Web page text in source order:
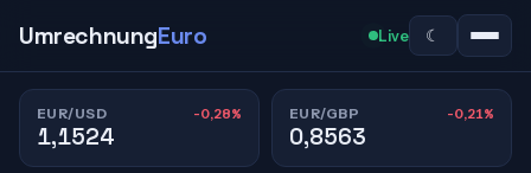
UmrechnungEuro Live ☾
EUR/USD -0,28%
1,1524
EUR/GBP -0,21%
0,8563